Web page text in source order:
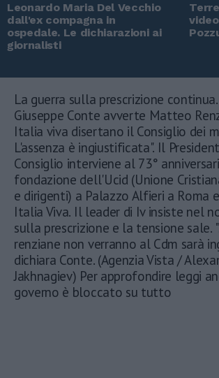
Leonardo Maria Del Vecchio
dall'ex compagna in
ospedale. Le dichiarazioni ai
giornalisti
La guerra sulla prescrizione
Giuseppe Conte avverte Matteo
Italia viva disertano il Consiglio dei
L'assenza è ingiustificata". Il
Consiglio interviene al 73°
fondazione dell'Ucid (Unione
e dirigenti) a Palazzo Alfieri a Roma
Italia Viva. Il leader di Iv insiste nel
sulla prescrizione e la tensione sale.
renziane non verranno al Cdm sarà
dichiara Conte. (Agenzia Vista /
Jakhnagiev) Per approfondire leggi
governo è bloccato su tutto